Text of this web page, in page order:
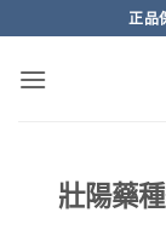
轉
正品
壯陽藥